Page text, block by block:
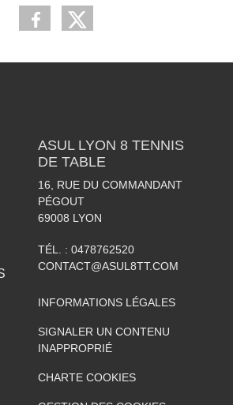
ASUL LYON 8 TENNIS
DE TABLE
16, RUE DU COMMANDANT
PÉGOUT
69008 LYON
TÉL. : 0478762520
CONTACT@ASUL8TT.COM
INFORMATIONS LÉGALES
SIGNALER UN CONTENU
INAPPROPRIÉ
CHARTE COOKIES